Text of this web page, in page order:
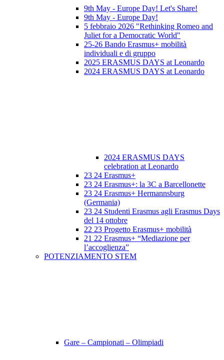
9th May - Europe Day! Let's Share!
9th May - Europe Day!
5 febbraio 2026 "Rethinking Romeo and
Juliet for a Democratic World"
25-26 Bando Erasmus+ mobilità
individuali e di gruppo
2025 ERASMUS DAYS at Leonardo
2024 ERASMUS DAYS at Leonardo
2024 ERASMUS DAYS
celebration at Leonardo
23 24 Erasmus+
23 24 Erasmus+: la 3C a Barcellonette
23 24 Erasmus+ Hermannsburg
(Germania)
23 24 Studenti Erasmus agli Erasmus Days
del 14 ottobre
22 23 Progetto Erasmus+ mobilità
21 22 Erasmus+ “Mediazione per
l’accoglienza”
POTENZIAMENTO STEM
Gare – Campionati – Olimpiadi